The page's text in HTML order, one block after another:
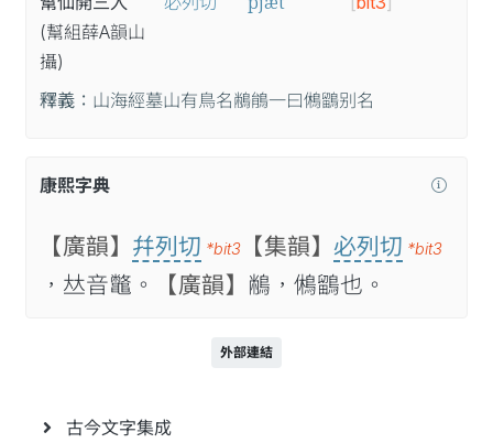
(幫組薛A韻山
攝)
釋義： 山海經墓山有鳥名䳤䳌一曰鵂鶹别名
康熙字典
【廣韻】 幷列切 *bit3 【集韻】 必列切 *bit3
，𠀤音鼈。 【廣韻】 䳤，鵂鶹也。
外部連結
古今文字集成